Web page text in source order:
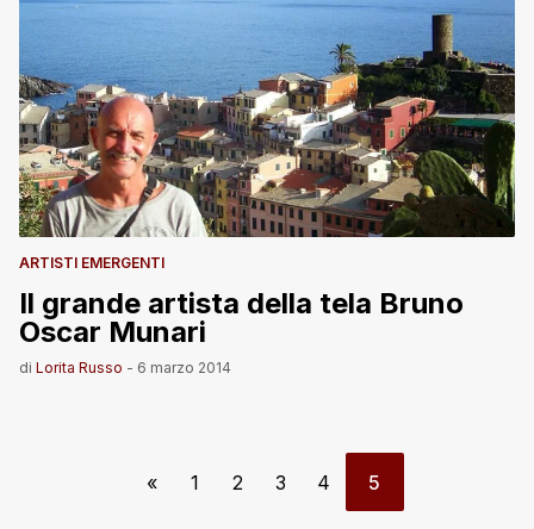
ARTISTI EMERGENTI
Il grande artista della tela Bruno
Oscar Munari
di Lorita Russo - 6 marzo 2014
« 1 2 3 4 5